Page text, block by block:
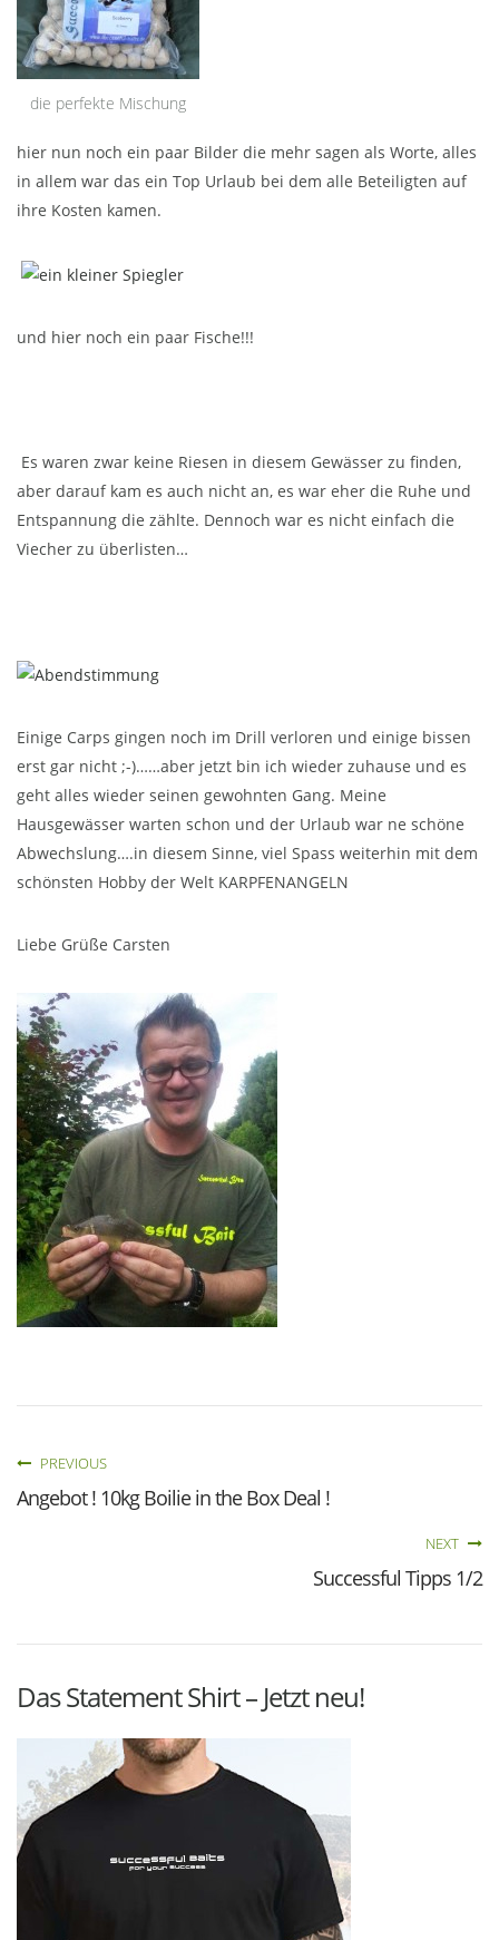
die perfekte Mischung
hier nun noch ein paar Bilder die mehr sagen als Worte, alles
in allem war das ein Top Urlaub bei dem alle Beteiligten auf
ihre Kosten kamen.
und hier noch ein paar Fische!!!
Es waren zwar keine Riesen in diesem Gewässer zu finden,
aber darauf kam es auch nicht an, es war eher die Ruhe und
Entspannung die zählte. Dennoch war es nicht einfach die
Viecher zu überlisten…
Einige Carps gingen noch im Drill verloren und einige bissen
erst gar nicht ;-)……aber jetzt bin ich wieder zuhause und es
geht alles wieder seinen gewohnten Gang. Meine
Hausgewässer warten schon und der Urlaub war ne schöne
Abwechslung….in diesem Sinne, viel Spass weiterhin mit dem
schönsten Hobby der Welt KARPFENANGELN
Liebe Grüße Carsten
PREVIOUS
Angebot ! 10kg Boilie in the Box Deal !
NEXT
Successful Tipps 1/2
Das Statement Shirt – Jetzt neu!